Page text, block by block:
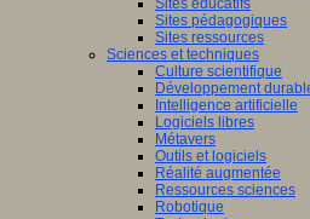
Sites éducatifs
Sites pédagogiques
Sites ressources
Sciences et techniques
Culture scientifique
Développement
Intelligence artificielle
Logiciels libres
Métavers
Outils et logiciels
Réalité augmentée
Ressources sciences
Robotique